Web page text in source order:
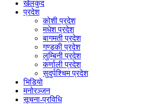
खेलकुद
प्रदेश
कोशी प्रदेश
मधेश प्रदेश
बागमती प्रदेश
गण्डकी प्रदेश
लुम्बिनी प्रदेश
कर्णाली प्रदेश
सुदुर्पश्चिम प्रदेश
भिडियाे
मनोरञ्जन
सूचना-प्रविधि